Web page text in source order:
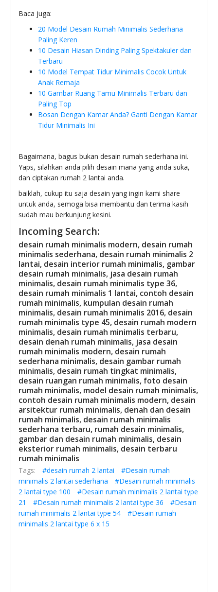
Baca juga:
20 Model Desain Rumah Minimalis Sederhana
Paling Keren
10 Desain Hiasan Dinding Paling Spektakuler dan
Terbaru
10 Model Tempat Tidur Minimalis Cocok Untuk
Anak Remaja
10 Gambar Ruang Tamu Minimalis Terbaru dan
Paling Top
Bosan Dengan Kamar Anda? Ganti Dengan Kamar
Tidur Minimalis Ini
Bagaimana, bagus bukan desain rumah sederhana ini.
Yaps, silahkan anda pilih desain mana yang anda suka,
dan ciptakan rumah 2 lantai anda.
baiklah, cukup itu saja desain yang ingin kami share
untuk anda, semoga bisa membantu dan terima kasih
sudah mau berkunjung kesini.
Incoming Search:
desain rumah minimalis modern, desain rumah
minimalis sederhana, desain rumah minimalis 2
lantai, desain interior rumah minimalis, gambar
desain rumah minimalis, jasa desain rumah
minimalis, desain rumah minimalis type 36,
desain rumah minimalis 1 lantai, contoh desain
rumah minimalis, kumpulan desain rumah
minimalis, desain rumah minimalis 2016, desain
rumah minimalis type 45, desain rumah modern
minimalis, desain rumah minimalis terbaru,
desain denah rumah minimalis, jasa desain
rumah minimalis modern, desain rumah
sederhana minimalis, desain gambar rumah
minimalis, desain rumah tingkat minimalis,
desain ruangan rumah minimalis, foto desain
rumah minimalis, model desain rumah minimalis,
contoh desain rumah minimalis modern, desain
arsitektur rumah minimalis, denah dan desain
rumah minimalis, desain rumah minimalis
sederhana terbaru, rumah desain minimalis,
gambar dan desain rumah minimalis, desain
eksterior rumah minimalis, desain terbaru
rumah minimalis
Tags: #desain rumah 2 lantai
#Desain rumah
minimalis 2 lantai sederhana
#Desain rumah minimalis
2 lantai type 100
#Desain rumah minimalis 2 lantai type
21
#Desain rumah minimalis 2 lantai type 36
#Desain
rumah minimalis 2 lantai type 54
#Desain rumah
minimalis 2 lantai type 6 x 15